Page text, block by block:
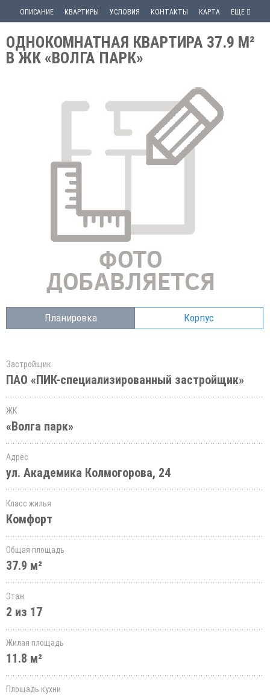
ОПИСАНИЕ КВАРТИРЫ УСЛОВИЯ КОНТАКТЫ КАРТА ЕЩЕ
ОДНОКОМНАТНАЯ КВАРТИРА 37.9 М²
В ЖК «ВОЛГА ПАРК»
Планировка Корпус
Застройщик
ПАО «ПИК-специализированный застройщик»
ЖК
«Волга парк»
Адрес
ул. Академика Колмогорова, 24
Класс жилья
Комфорт
Общая площадь
37.9 м²
Этаж
2 из 17
Жилая площадь
11.8 м²
Площадь кухни